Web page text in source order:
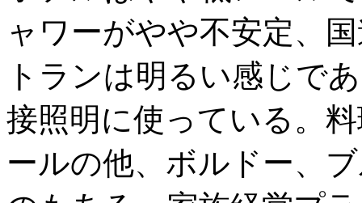
ャワーがやや不安定、
トランは明るい感じで
接照明に使っている。
ールの他、ボルドー、